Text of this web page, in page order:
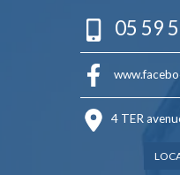
05 59
4 TER